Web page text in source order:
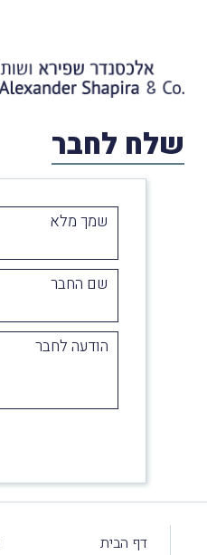
שלח לחבר
שמך מלא
שם החבר
הודעה לחבר
דף הבית